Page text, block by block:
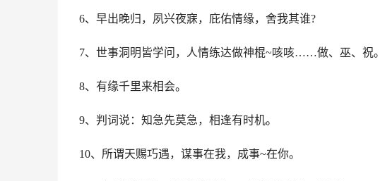
6、早出晚归，夙兴夜寐，庇佑情缘，舍我其谁?
7、世事洞明皆学问，人情练达做神棍~咳咳……做、巫、祝。
8、有缘千里来相会。
9、判词说：知急先莫急，相逢有时机。
10、所谓天赐巧遇，谋事在我，成事~在你。